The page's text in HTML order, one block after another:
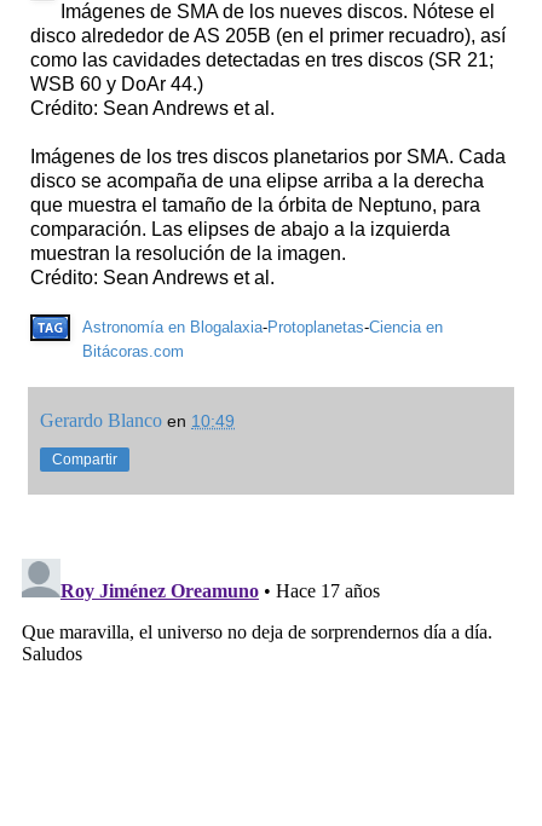
Imágenes de SMA de los nueves discos. Nótese el
disco alrededor de AS 205B (en el primer recuadro), así
como las cavidades detectadas en tres discos (SR 21;
WSB 60 y DoAr 44.)
Crédito: Sean Andrews et al.
Imágenes de los tres discos planetarios por SMA. Cada
disco se acompaña de una elipse arriba a la derecha
que muestra el tamaño de la órbita de Neptuno, para
comparación. Las elipses de abajo a la izquierda
muestran la resolución de la imagen.
Crédito: Sean Andrews et al.
Astronomía en Blogalaxia-Protoplanetas-Ciencia en
Bitácoras.com
Gerardo Blanco en 10:49
Compartir